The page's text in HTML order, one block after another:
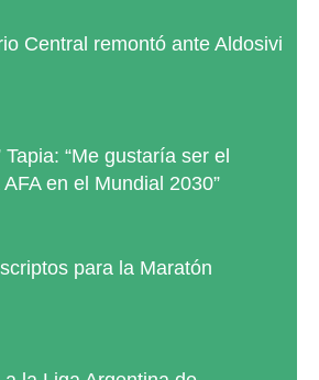
Central remontó ante Aldosivi
Tapia: “Me gustaría ser el
en el Mundial 2030”
para la Maratón